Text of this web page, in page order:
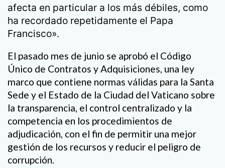
afecta en particular a los más débiles, como
ha recordado repetidamente el Papa
Francisco».
El pasado mes de junio se aprobó el Código
Único de Contratos y Adquisiciones, una ley
marco que contiene normas válidas para la Santa
Sede y el Estado de la Ciudad del Vaticano sobre
la transparencia, el control centralizado y la
competencia en los procedimientos de
adjudicación, con el fin de permitir una mejor
gestión de los recursos y reducir el peligro de
corrupción.